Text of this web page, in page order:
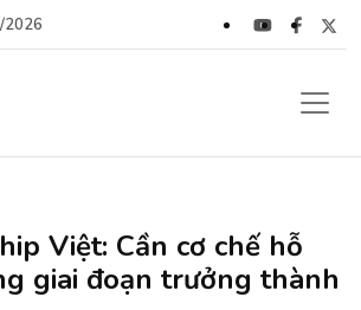
2026
Việt: Cần cơ chế hỗ
giai đoạn trưởng thành